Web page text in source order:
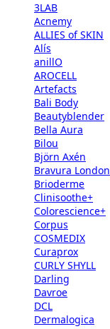
3LAB
Acnemy
ALLIES of SKIN
Alís
anillO
AROCELL
Artefacts
Bali Body
Beautyblender
Bella Aura
Bilou
Björn Axén
Bravura London
Brioderme
Clinisoothe+
Colorescience+
Corpus
COSMEDIX
Curaprox
CURLY SHYLL
Darling
Davroe
DCL
Dermalogica